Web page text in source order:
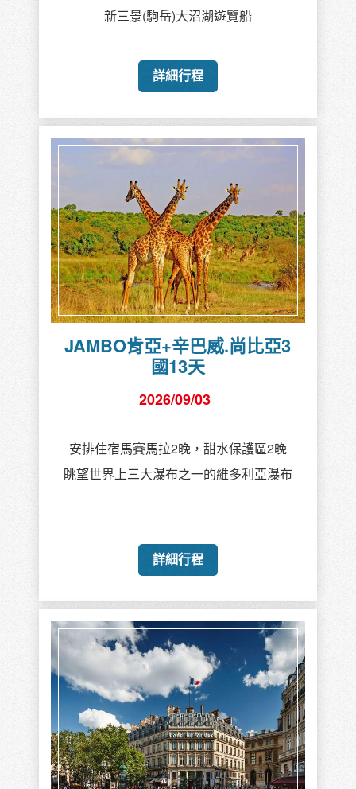
新三景(駒岳)大沼湖遊覽船
詳細行程
JAMBO肯亞+辛巴威.尚比亞3
國13天
2026/09/03
安排住宿馬賽馬拉2晚，甜水保護區2晚
眺望世界上三大瀑布之一的維多利亞瀑布
詳細行程